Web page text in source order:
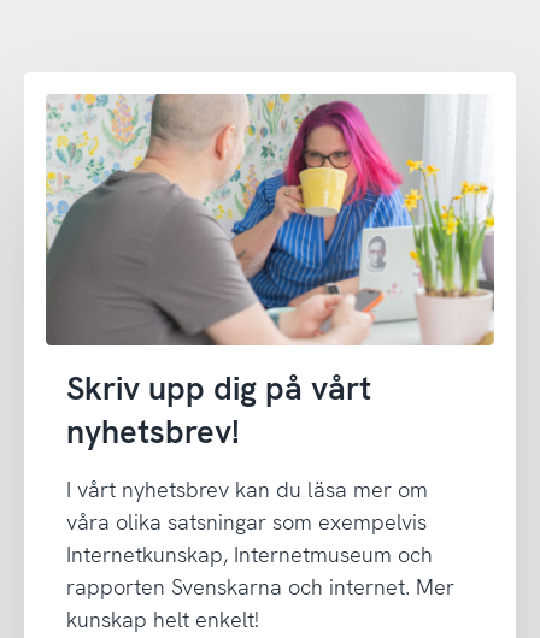
Skriv upp dig på vårt
nyhetsbrev!
I vårt nyhetsbrev kan du läsa mer om
våra olika satsningar som exempelvis
Internetkunskap, Internetmuseum och
rapporten Svenskarna och internet. Mer
kunskap helt enkelt!